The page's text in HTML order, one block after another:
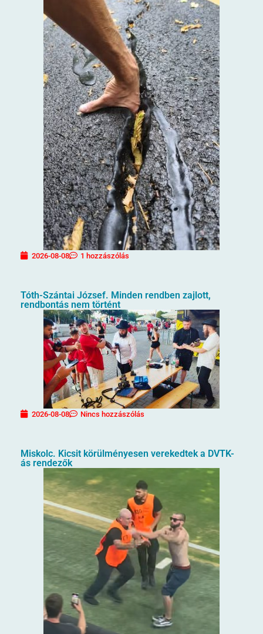
2026-08-08 1 hozzászólás
Tóth-Szántai József. Minden rendben zajlott,
rendbontás nem történt
2026-08-08 Nincs hozzászólás
Miskolc. Kicsit körülményesen verekedtek a DVTK-
ás rendezők